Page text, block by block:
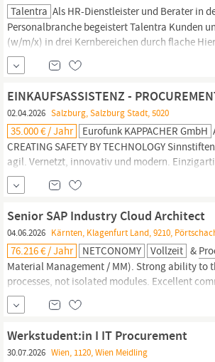
Talentra Als HR-Dienstleister und Berater in
Personalbranche begeistert Talentra Kunden
(w/m/x) in drei Kernbereichen durch flache
branchenunübliche Empathie &
Einsatz modernster digitaler Mittel. Dadurch
Ökosystem für Kandidaten (w/m/x) und
Begeisterung Talente (w/m/x...
EINKAUFSASSISTENZ -
02.04.2026 Salzburg, Salzburg Stadt, 5020
35.000 € / Jahr Eurofunk KAPPACHER GmbH
CREATING SAFETY BY TECHNOLOGY
agil. Vernetzt, innovativ und modern.
international. Mit 360°-Kommunikations- und
schaffen wir Sicherheit.
Kundenportfolio. In der Symbiose aus
Senior SAP Industry Cloud Architect
04.06.2026 Kärnten, Klagenfurt Land, 9210,
76.216 € / Jahr NETCONOMY Vollzeit &
Material Management / MM). Strong ability to
processes, not isolated modules. Excellent
collaboration skills in German (min. C1 level)
B2 level). Ability to work independently and as
SAP...
Werkstudent:in I IT Procurement
30.07.2026 Wien, 1120, Wien Meidling